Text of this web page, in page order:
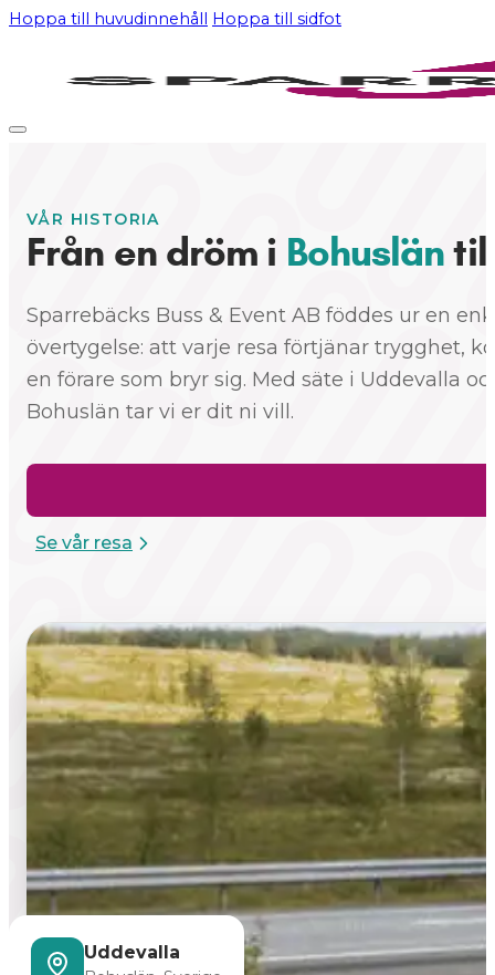
Hoppa till huvudinnehåll Hoppa till sidfot
VÅR HISTORIA
Från en dröm i Bohuslän
Sparrebäcks Buss & Event AB föddes ur en
övertygelse: att varje resa förtjänar trygghet,
en förare som bryr sig. Med säte i Uddevalla
Bohuslän tar vi er dit ni vill.
Se vår resa
Uddevalla